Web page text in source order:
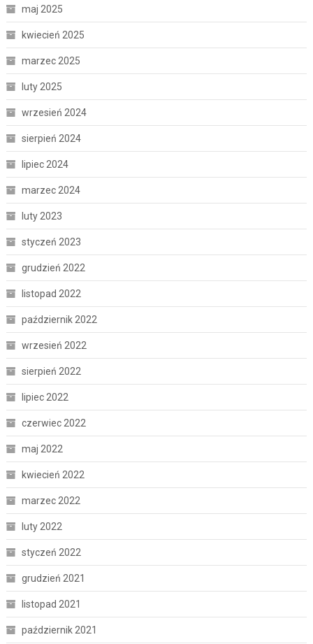
maj 2025
kwiecień 2025
marzec 2025
luty 2025
wrzesień 2024
sierpień 2024
lipiec 2024
marzec 2024
luty 2023
styczeń 2023
grudzień 2022
listopad 2022
październik 2022
wrzesień 2022
sierpień 2022
lipiec 2022
czerwiec 2022
maj 2022
kwiecień 2022
marzec 2022
luty 2022
styczeń 2022
grudzień 2021
listopad 2021
październik 2021